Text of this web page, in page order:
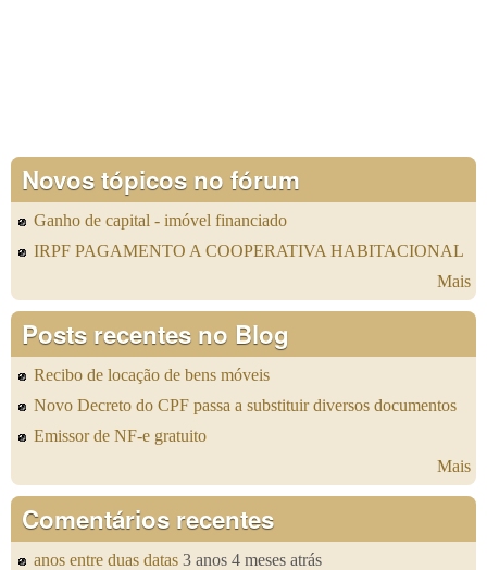
Novos tópicos no fórum
Ganho de capital - imóvel financiado
IRPF PAGAMENTO A COOPERATIVA HABITACIONAL
Mais
Posts recentes no Blog
Recibo de locação de bens móveis
Novo Decreto do CPF passa a substituir diversos documentos
Emissor de NF-e gratuito
Mais
Comentários recentes
anos entre duas datas 3 anos 4 meses atrás